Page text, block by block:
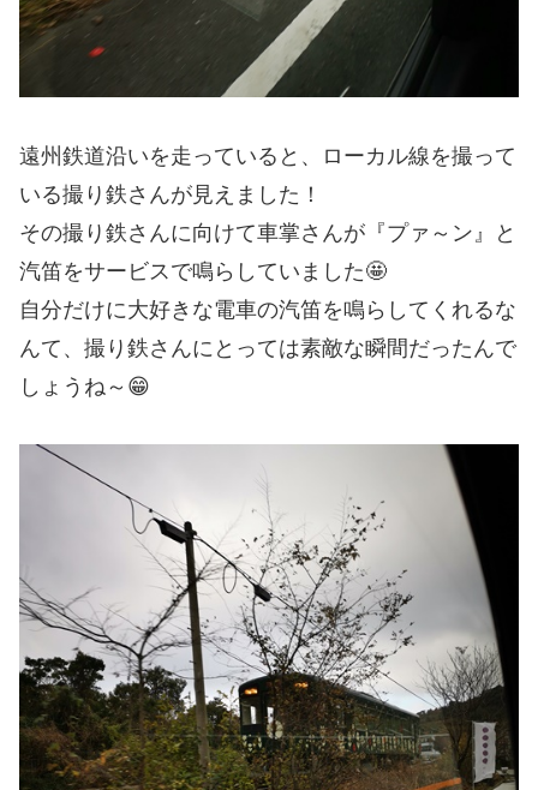
遠州鉄道沿いを走っていると、ローカル線を撮って
いる撮り鉄さんが見えました！
その撮り鉄さんに向けて車掌さんが『プァ～ン』と
汽笛をサービスで鳴らしていました🤩
自分だけに大好きな電車の汽笛を鳴らしてくれるな
んて、撮り鉄さんにとっては素敵な瞬間だったんで
しょうね～😁